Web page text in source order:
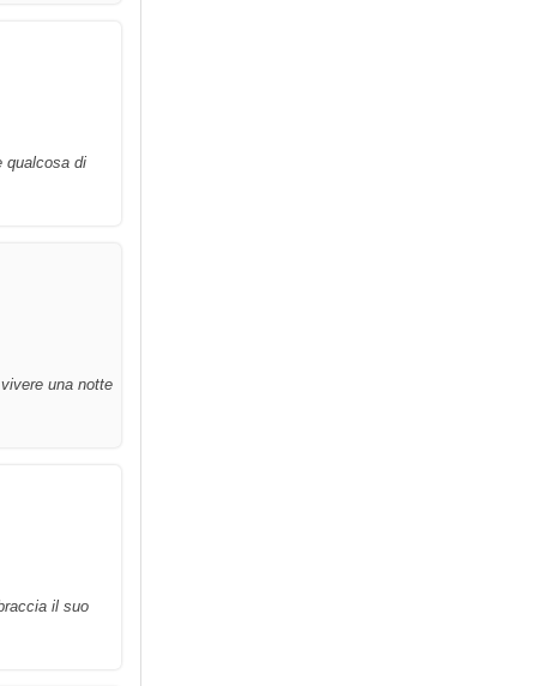
qualcosa di
una notte
il suo